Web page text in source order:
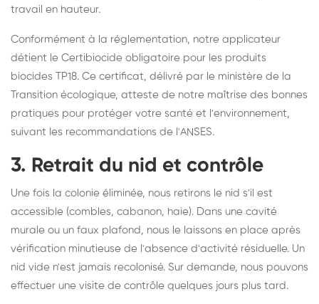
travail en hauteur.
Conformément à la réglementation, notre applicateur
détient le Certibiocide obligatoire pour les produits
biocides TP18. Ce certificat, délivré par le ministère de la
Transition écologique, atteste de notre maîtrise des bonnes
pratiques pour protéger votre santé et l'environnement,
suivant les recommandations de l'ANSES.
3. Retrait du nid et contrôle
Une fois la colonie éliminée, nous retirons le nid s'il est
accessible (combles, cabanon, haie). Dans une cavité
murale ou un faux plafond, nous le laissons en place après
vérification minutieuse de l'absence d'activité résiduelle. Un
nid vide n'est jamais recolonisé. Sur demande, nous pouvons
effectuer une visite de contrôle quelques jours plus tard.